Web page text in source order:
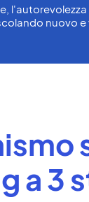
nuovo e
a 3